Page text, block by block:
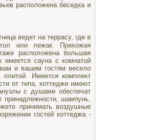
расположена беседка и
ведет на террасу, где в
или лежак. Прихожая
расположена большая
имеется сауна с комнатой
и вашим гостям весело
Имеется комплект
от типа, коттеджи имеют
с душами обеспечат
шампунь.
принимать воздушные
гостей коттеджа -